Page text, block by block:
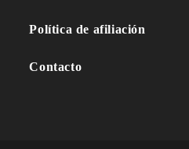
Política de afiliación
Contacto